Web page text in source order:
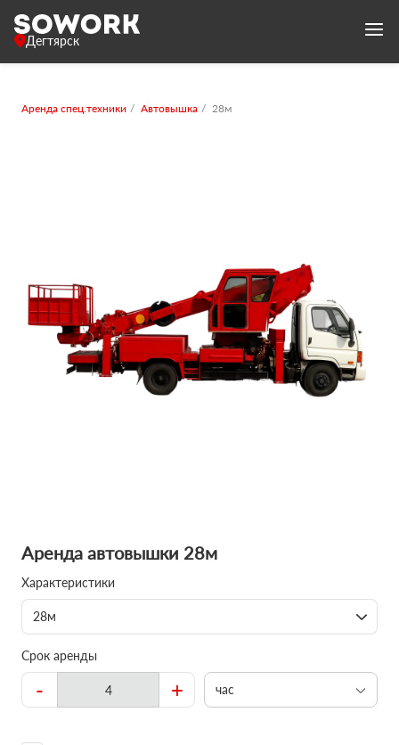
Дегтярск
Аренда спец.техники Автовышка 28м
Аренда автовышки 28м
Характеристики
28м
Срок аренды
- + час